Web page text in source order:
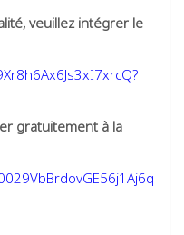
veuillez intégrer le
gratuitement à la